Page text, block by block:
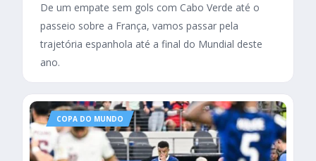
De um empate sem gols com Cabo Verde até o
passeio sobre a França, vamos passar pela
trajetória espanhola até a final do Mundial deste
ano.
COPA DO MUNDO